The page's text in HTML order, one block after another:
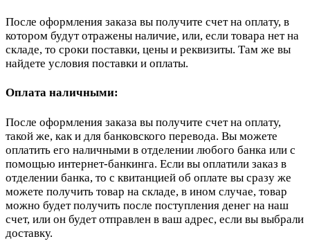
После оформления заказа вы получите счет на оплату, в
котором будут отражены наличие, или, если товара нет на
складе, то сроки поставки, цены и реквизиты. Там же вы
найдете условия поставки и оплаты.
Оплата наличными:
После оформления заказа вы получите счет на оплату,
такой же, как и для банковского перевода. Вы можете
оплатить его наличными в отделении любого банка или с
помощью интернет-банкинга. Если вы оплатили заказ в
отделении банка, то с квитанцией об оплате вы сразу же
можете получить товар на складе, в ином случае, товар
можно будет получить после поступления денег на наш
счет, или он будет отправлен в ваш адрес, если вы выбрали
доставку.